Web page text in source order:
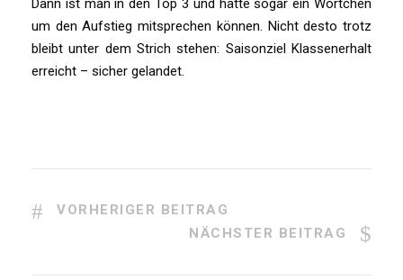
Dann ist man in den Top 3 und hätte sogar ein Wörtchen
um den Aufstieg mitsprechen können. Nicht desto trotz
bleibt unter dem Strich stehen: Saisonziel Klassenerhalt
erreicht – sicher gelandet.
VORHERIGER BEITRAG
NÄCHSTER BEITRAG